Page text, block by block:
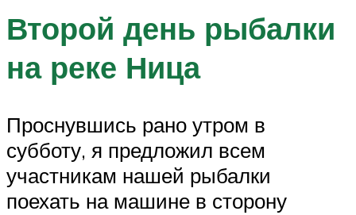
Второй день рыбалки
на реке Ница
Проснувшись рано утром в
субботу, я предложил всем
участникам нашей рыбалки
поехать на машине в сторону